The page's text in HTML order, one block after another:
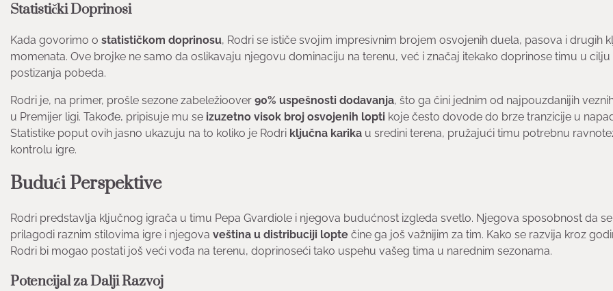
Statistički Doprinosi
Kada govorimo o statističkom doprinosu, Rodri se ističe svojim impresivnim brojem osvojenih duela, pasova i drugih
momenata. Ove brojke ne samo da oslikavaju njegovu dominaciju na terenu, već i značaj itekako doprinose timu u cilju
postizanja pobeda.
Rodri je, na primer, prošle sezone zabeležioover 90% uspešnosti dodavanja, što ga čini jednim od najpouzdanijih
u Premijer ligi. Takođe, pripisuje mu se izuzetno visok broj osvojenih lopti koje često dovode do brze tranzicije u
Statistike poput ovih jasno ukazuju na to koliko je Rodri ključna karika u sredini terena, pružajući timu potrebnu
kontrolu igre.
Budući Perspektive
Rodri predstavlja ključnog igrača u timu Pepa Gvardiole i njegova budućnost izgleda svetlo. Njegova sposobnost da se
prilagodi raznim stilovima igre i njegova veština u distribuciji lopte čine ga još važnijim za tim. Kako se razvija kroz
Rodri bi mogao postati još veći vođa na terenu, doprinoseći tako uspehu vašeg tima u narednim sezonama.
Potencijal za Dalji Razvoj